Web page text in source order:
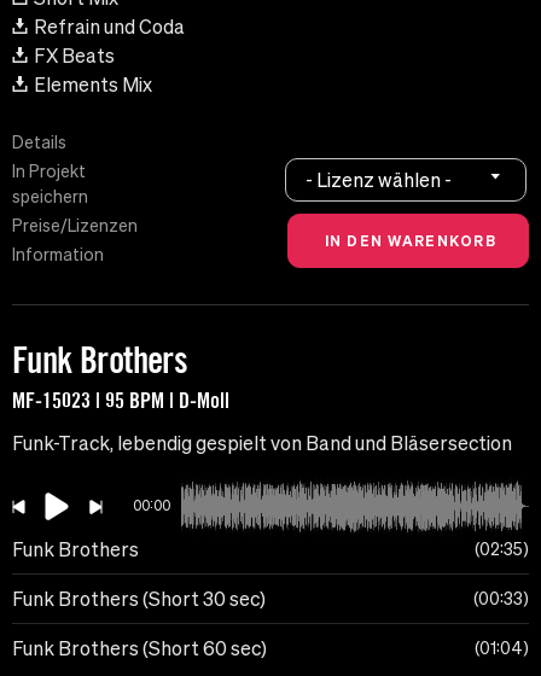
Refrain und Coda
FX Beats
Elements Mix
Details
In Projekt
speichern
Preise/Lizenzen
Information
- Lizenz wählen -
Funk Brothers
MF-15023 | 95 BPM | D-Moll
Funk-Track, lebendig gespielt von Band und Bläsersection
00:00
Funk Brothers 02:35
Funk Brothers (Short 30 sec) 00:33
Funk Brothers (Short 60 sec) 01:04